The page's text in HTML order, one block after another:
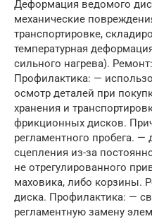
Деформация ведомого
механические
транспортировке,
температурная
сильного нагрева).
Профилактика: —
осмотр деталей при
хранения и
фрикционных дисков.
регламентного пробега. —
сцепления из-за
не отрегулированного
маховика, либо корзины.
диска. Профилактика: —
регламентную замену